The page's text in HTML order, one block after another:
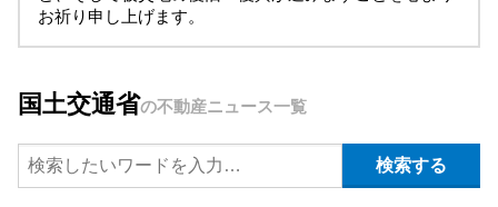
お祈り申し上げます。
国土交通省の不動産ニュース一覧